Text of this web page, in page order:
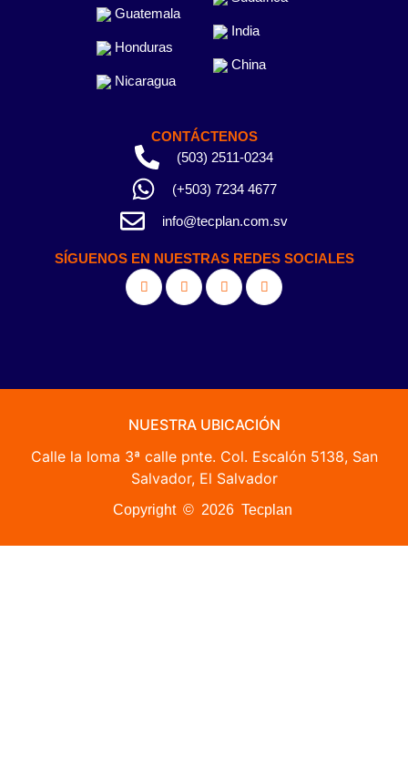
Guatemala
Honduras
Nicaragua
India
China
CONTÁCTENOS
(503) 2511-0234
(+503) 7234 4677
info@tecplan.com.sv
SÍGUENOS EN NUESTRAS REDES SOCIALES
NUESTRA UBICACIÓN
Calle la loma 3ª calle pnte. Col. Escalón 5138, San
Salvador, El Salvador
Copyright © 2026 Tecplan